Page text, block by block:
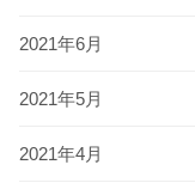
2021年6月
2021年5月
2021年4月